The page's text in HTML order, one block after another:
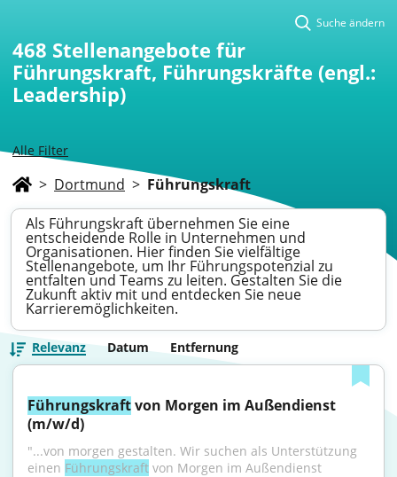
Alle Filter
Suche ändern
468 Stellenangebote für
Führungskraft, Führungskräfte (engl.:
Leadership)
> Dortmund > Führungskraft
Als Führungskraft übernehmen Sie eine
entscheidende Rolle in Unternehmen und
Organisationen. Hier finden Sie vielfältige
Stellenangebote, um Ihr Führungspotenzial zu
entfalten und Teams zu leiten. Gestalten Sie die
Zukunft aktiv mit und entdecken Sie neue
Karrieremöglichkeiten.
Relevanz Datum Entfernung
Führungskraft von Morgen im Außendienst
(m/w/d)
"...von morgen gestalten. Wir suchen als Unterstützung
einen Führungskraft von Morgen im Außendienst